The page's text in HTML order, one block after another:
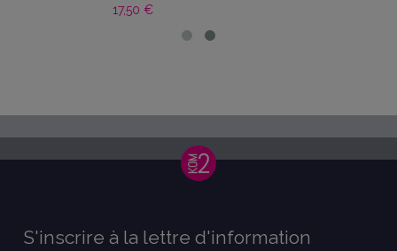
17,50 €
S'inscrire à la lettre d'information